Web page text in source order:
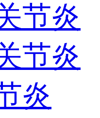
节炎
节炎
炎